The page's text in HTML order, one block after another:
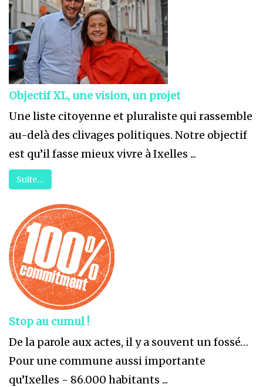
Objectif XL, une vision, un projet
Une liste citoyenne et pluraliste qui rassemble
au-delà des clivages politiques. Notre objectif
est qu’il fasse mieux vivre à Ixelles ...
Suite…
Stop au cumul !
De la parole aux actes, il y a souvent un fossé…
Pour une commune aussi importante
qu’Ixelles - 86.000 habitants ...